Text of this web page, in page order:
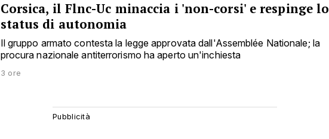
Corsica, il Flnc-Uc minaccia i 'non-corsi' e respinge lo
status di autonomia
Il gruppo armato contesta la legge approvata dall'Assemblée Nationale; la
procura nazionale antiterrorismo ha aperto un'inchiesta
3 ore